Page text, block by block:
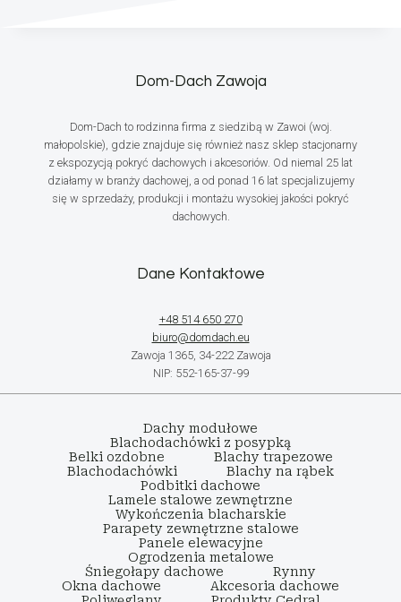
Dom-Dach Zawoja
Dom-Dach to rodzinna firma z siedzibą w Zawoi (woj.
małopolskie), gdzie znajduje się również nasz sklep stacjonarny
z ekspozycją pokryć dachowych i akcesoriów. Od niemal 25 lat
działamy w branży dachowej, a od ponad 16 lat specjalizujemy
się w sprzedaży, produkcji i montażu wysokiej jakości pokryć
dachowych.
Dane Kontaktowe
+48 514 650 270
biuro@domdach.eu
Zawoja 1365, 34-222 Zawoja
NIP: 552-165-37-99
Dachy modułowe
Blachodachówki z posypką
Belki ozdobne
Blachy trapezowe
Blachodachówki
Blachy na rąbek
Podbitki dachowe
Lamele stalowe zewnętrzne
Wykończenia blacharskie
Parapety zewnętrzne stalowe
Panele elewacyjne
Ogrodzenia metalowe
Śniegołapy dachowe
Rynny
Okna dachowe
Akcesoria dachowe